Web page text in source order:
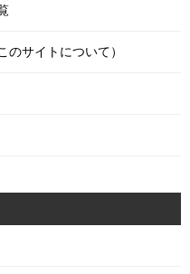
のサイトについて）